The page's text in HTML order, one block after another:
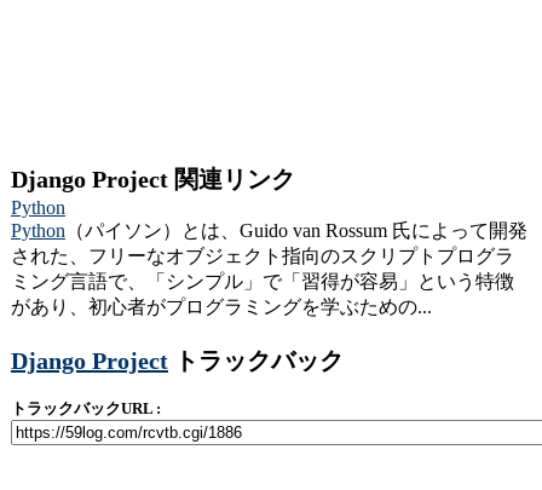
Django Project 関連リンク
Python
Python （パイソン）とは、Guido van Rossum 氏によって開発
された、フリーなオブジェクト指向のスクリプトプログラ
ミング言語で、「シンプル」で「習得が容易」という特徴
があり、初心者がプログラミングを学ぶための...
Django Projectトラックバック
トラックバックURL :